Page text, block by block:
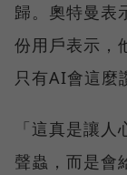
歸。奧特曼表
份用戶表示，
只有AI會這麼
「這真是讓
聲蟲，而是會